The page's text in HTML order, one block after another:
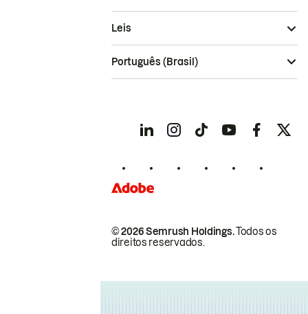
© 2026 Semrush Holdings.Todos os
direitos reservados.
Leis
Português (Brasil)